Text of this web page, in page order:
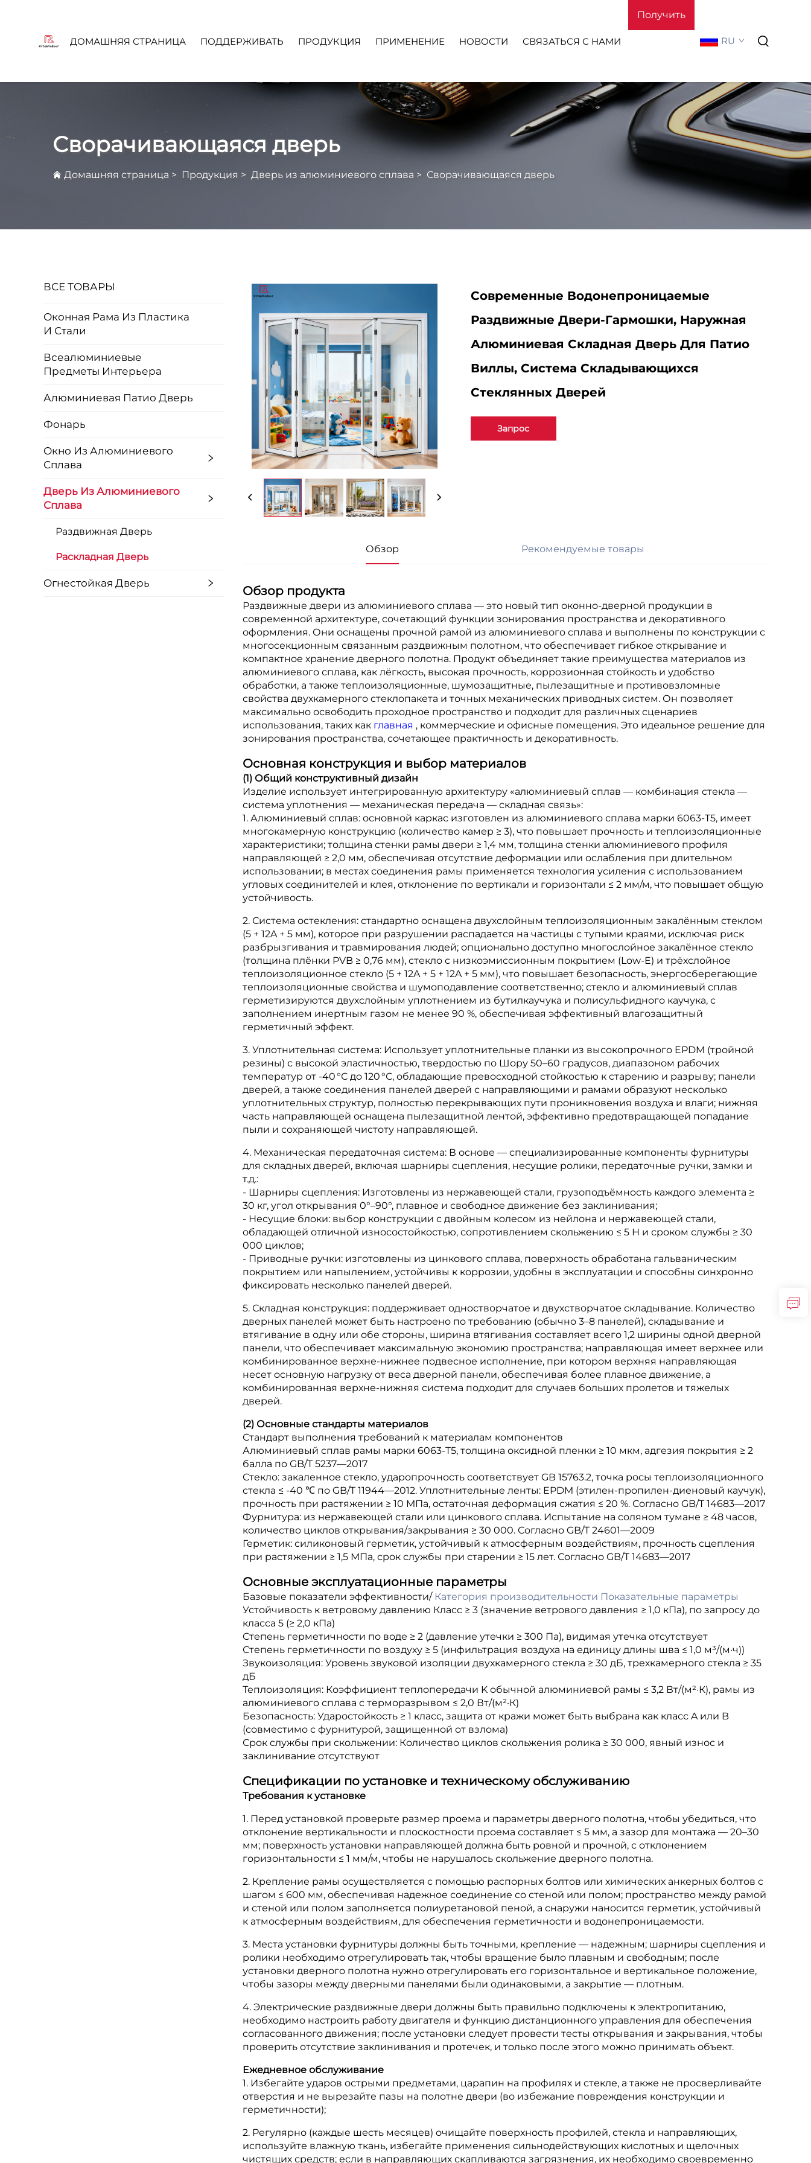
ДОМАШНЯЯ СТРАНИЦА ПОДДЕРЖИВАТЬ
Скачать О Нас
ПРОДУКЦИЯ ПРИМЕНЕНИЕ НОВОСТИ СВЯЗАТЬСЯ С НАМИ
Получить
RU
Сворачивающаяся дверь
Домашняя страница > Продукция > Дверь из алюминиевого сплава > Сворачивающаяся дверь
ВСЕ ТОВАРЫ
Оконная Рама Из Пластика
И Стали
Всеалюминиевые
Предметы Интерьера
Алюминиевая Патио Дверь
Фонарь
Окно Из Алюминиевого
Сплава
Дверь Из Алюминиевого
Сплава
Раздвижная Дверь
Раскладная Дверь
Огнестойкая Дверь
Современные Водонепроницаемые
Раздвижные Двери-Гармошки, Наружная
Алюминиевая Складная Дверь Для Патио
Виллы, Система Складывающихся
Стеклянных Дверей
Запрос
Обзор Рекомендуемые товары
Обзор продукта
Раздвижные двери из алюминиевого сплава — это новый тип оконно-дверной продукции в
современной архитектуре, сочетающий функции зонирования пространства и декоративного
оформления. Они оснащены прочной рамой из алюминиевого сплава и выполнены по конструкции с
многосекционным связанным раздвижным полотном, что обеспечивает гибкое открывание и
компактное хранение дверного полотна. Продукт объединяет такие преимущества материалов из
алюминиевого сплава, как лёгкость, высокая прочность, коррозионная стойкость и удобство
обработки, а также теплоизоляционные, шумозащитные, пылезащитные и противовзломные
свойства двухкамерного стеклопакета и точных механических приводных систем. Он позволяет
максимально освободить проходное пространство и подходит для различных сценариев
использования, таких как главная , коммерческие и офисные помещения. Это идеальное решение для
зонирования пространства, сочетающее практичность и декоративность.
Основная конструкция и выбор материалов
(1) Общий конструктивный дизайн
Изделие использует интегрированную архитектуру «алюминиевый сплав — комбинация стекла —
система уплотнения — механическая передача — складная связь»:
1. Алюминиевый сплав: основной каркас изготовлен из алюминиевого сплава марки 6063-T5, имеет
многокамерную конструкцию (количество камер ≥ 3), что повышает прочность и теплоизоляционные
характеристики; толщина стенки рамы двери ≥ 1,4 мм, толщина стенки алюминиевого профиля
направляющей ≥ 2,0 мм, обеспечивая отсутствие деформации или ослабления при длительном
использовании; в местах соединения рамы применяется технология усиления с использованием
угловых соединителей и клея, отклонение по вертикали и горизонтали ≤ 2 мм/м, что повышает общую
устойчивость.
2. Система остекления: стандартно оснащена двухслойным теплоизоляционным закалённым стеклом
(5 + 12A + 5 мм), которое при разрушении распадается на частицы с тупыми краями, исключая риск
разбрызгивания и травмирования людей; опционально доступно многослойное закалённое стекло
(толщина плёнки PVB ≥ 0,76 мм), стекло с низкоэмиссионным покрытием (Low-E) и трёхслойное
теплоизоляционное стекло (5 + 12A + 5 + 12A + 5 мм), что повышает безопасность, энергосберегающие
теплоизоляционные свойства и шумоподавление соответственно; стекло и алюминиевый сплав
герметизируются двухслойным уплотнением из бутилкаучука и полисульфидного каучука, с
заполнением инертным газом не менее 90 %, обеспечивая эффективный влагозащитный
герметичный эффект.
3. Уплотнительная система: Использует уплотнительные планки из высокопрочного EPDM (тройной
резины) с высокой эластичностью, твердостью по Шору 50–60 градусов, диапазоном рабочих
температур от -40 °С до 120 °С, обладающие превосходной стойкостью к старению и разрыву; панели
дверей, а также соединения панелей дверей с направляющими и рамами образуют несколько
уплотнительных структур, полностью перекрывающих пути проникновения воздуха и влаги; нижняя
часть направляющей оснащена пылезащитной лентой, эффективно предотвращающей попадание
пыли и сохраняющей чистоту направляющей.
4. Механическая передаточная система: В основе — специализированные компоненты фурнитуры
для складных дверей, включая шарниры сцепления, несущие ролики, передаточные ручки, замки и
т.д.:
- Шарниры сцепления: Изготовлены из нержавеющей стали, грузоподъёмность каждого элемента ≥
30 кг, угол открывания 0°–90°, плавное и свободное движение без заклинивания;
- Несущие блоки: выбор конструкции с двойным колесом из нейлона и нержавеющей стали,
обладающей отличной износостойкостью, сопротивлением скольжению ≤ 5 Н и сроком службы ≥ 30
000 циклов;
- Приводные ручки: изготовлены из цинкового сплава, поверхность обработана гальваническим
покрытием или напылением, устойчивы к коррозии, удобны в эксплуатации и способны синхронно
фиксировать несколько панелей дверей.
5. Складная конструкция: поддерживает одностворчатое и двухстворчатое складывание. Количество
дверных панелей может быть настроено по требованию (обычно 3–8 панелей), складывание и
втягивание в одну или обе стороны, ширина втягивания составляет всего 1,2 ширины одной дверной
панели, что обеспечивает максимальную экономию пространства; направляющая имеет верхнее или
комбинированное верхне-нижнее подвесное исполнение, при котором верхняя направляющая
несет основную нагрузку от веса дверной панели, обеспечивая более плавное движение, а
комбинированная верхне-нижняя система подходит для случаев больших пролетов и тяжелых
дверей.
(2) Основные стандарты материалов
Стандарт выполнения требований к материалам компонентов
Алюминиевый сплав рамы марки 6063-T5, толщина оксидной пленки ≥ 10 мкм, адгезия покрытия ≥ 2
балла по GB/T 5237—2017
Стекло: закаленное стекло, ударопрочность соответствует GB 15763.2, точка росы теплоизоляционного
стекла ≤ -40 ℃ по GB/T 11944—2012. Уплотнительные ленты: EPDM (этилен-пропилен-диеновый каучук),
прочность при растяжении ≥ 10 МПа, остаточная деформация сжатия ≤ 20 %. Согласно GB/T 14683—2017
Фурнитура: из нержавеющей стали или цинкового сплава. Испытание на соляном тумане ≥ 48 часов,
количество циклов открывания/закрывания ≥ 30 000. Согласно GB/T 24601—2009
Герметик: силиконовый герметик, устойчивый к атмосферным воздействиям, прочность сцепления
при растяжении ≥ 1,5 МПа, срок службы при старении ≥ 15 лет. Согласно GB/T 14683—2017
Основные эксплуатационные параметры
Базовые показатели эффективности/ Категория производительности Показательные параметры
Устойчивость к ветровому давлению Класс ≥ 3 (значение ветрового давления ≥ 1,0 кПа), по запросу до
класса 5 (≥ 2,0 кПа)
Степень герметичности по воде ≥ 2 (давление утечки ≥ 300 Па), видимая утечка отсутствует
Степень герметичности по воздуху ≥ 5 (инфильтрация воздуха на единицу длины шва ≤ 1,0 м³/(м·ч))
Звукоизоляция: Уровень звуковой изоляции двухкамерного стекла ≥ 30 дБ, трехкамерного стекла ≥ 35
дБ
Теплоизоляция: Коэффициент теплопередачи K обычной алюминиевой рамы ≤ 3,2 Вт/(м²·К), рамы из
алюминиевого сплава с терморазрывом ≤ 2,0 Вт/(м²·К)
Безопасность: Ударостойкость ≥ 1 класс, защита от кражи может быть выбрана как класс A или B
(совместимо с фурнитурой, защищенной от взлома)
Срок службы при скольжении: Количество циклов скольжения ролика ≥ 30 000, явный износ и
заклинивание отсутствуют
Спецификации по установке и техническому обслуживанию
Требования к установке
1. Перед установкой проверьте размер проема и параметры дверного полотна, чтобы убедиться, что
отклонение вертикальности и плоскостности проема составляет ≤ 5 мм, а зазор для монтажа — 20–30
мм; поверхность установки направляющей должна быть ровной и прочной, с отклонением
горизонтальности ≤ 1 мм/м, чтобы не нарушалось скольжение дверного полотна.
2. Крепление рамы осуществляется с помощью распорных болтов или химических анкерных болтов с
шагом ≤ 600 мм, обеспечивая надежное соединение со стеной или полом; пространство между рамой
и стеной или полом заполняется полиуретановой пеной, а снаружи наносится герметик, устойчивый
к атмосферным воздействиям, для обеспечения герметичности и водонепроницаемости.
3. Места установки фурнитуры должны быть точными, крепление — надежным; шарниры сцепления и
ролики необходимо отрегулировать так, чтобы вращение было плавным и свободным; после
установки дверного полотна нужно отрегулировать его горизонтальное и вертикальное положение,
чтобы зазоры между дверными панелями были одинаковыми, а закрытие — плотным.
4. Электрические раздвижные двери должны быть правильно подключены к электропитанию,
необходимо настроить работу двигателя и функцию дистанционного управления для обеспечения
согласованного движения; после установки следует провести тесты открывания и закрывания, чтобы
проверить отсутствие заклинивания и протечек, и только после этого можно принимать объект.
Ежедневное обслуживание
1. Избегайте ударов острыми предметами, царапин на профилях и стекле, а также не просверливайте
отверстия и не вырезайте пазы на полотне двери (во избежание повреждения конструкции и
герметичности);
2. Регулярно (каждые шесть месяцев) очищайте поверхность профилей, стекла и направляющих,
используйте влажную ткань, избегайте применения сильнодействующих кислотных и щелочных
чистящих средств; если в направляющих скапливаются загрязнения, их необходимо своевременно